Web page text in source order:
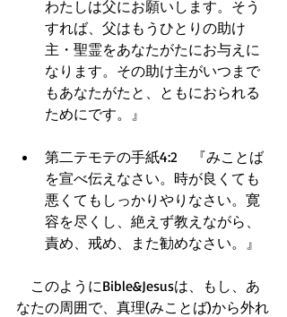
わたしは父にお願いします。そう
すれば、父はもうひとりの助け
主・聖霊をあなたがたにお与えに
なります。その助け主がいつまで
もあなたがたと、ともにおられる
ためにです。』
第二テモテの手紙4:2　『みことば
を宣べ伝えなさい。時が良くても
悪くてもしっかりやりなさい。寛
容を尽くし、絶えず教えながら、
責め、戒め、また勧めなさい。』
このようにBible&Jesusは、もし、あ
なたの周囲で、真理(みことば)から外れ